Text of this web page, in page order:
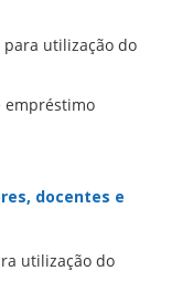
para utilização do
empréstimo
docentes e
utilização do